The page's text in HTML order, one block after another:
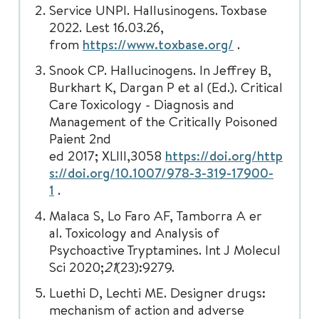
Service UNPI. Hallusinogens. Toxbase
2022. Lest 16.03.26,
from https://www.toxbase.org/ .
Snook CP. Hallucinogens. In Jeffrey B,
Burkhart K, Dargan P et al (Ed.). Critical
Care Toxicology - Diagnosis and
Management of the Critically Poisoned
Paient 2nd
ed 2017; XLIII,3058 https://doi.org/http
s://doi.org/10.1007/978-3-319-17900-
1 .
Malaca S, Lo Faro AF, Tamborra A er
al. Toxicology and Analysis of
Psychoactive Tryptamines. Int J Molecul
Sci 2020;21(23):9279.
Luethi D, Lechti ME. Designer drugs:
mechanism of action and adverse